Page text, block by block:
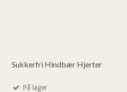
Sukkerfri Hindbær Hjerter
På lager